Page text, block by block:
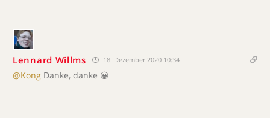
Lennard Willms 18. Dezember 2020 10:34
@Kong Danke, danke 😀